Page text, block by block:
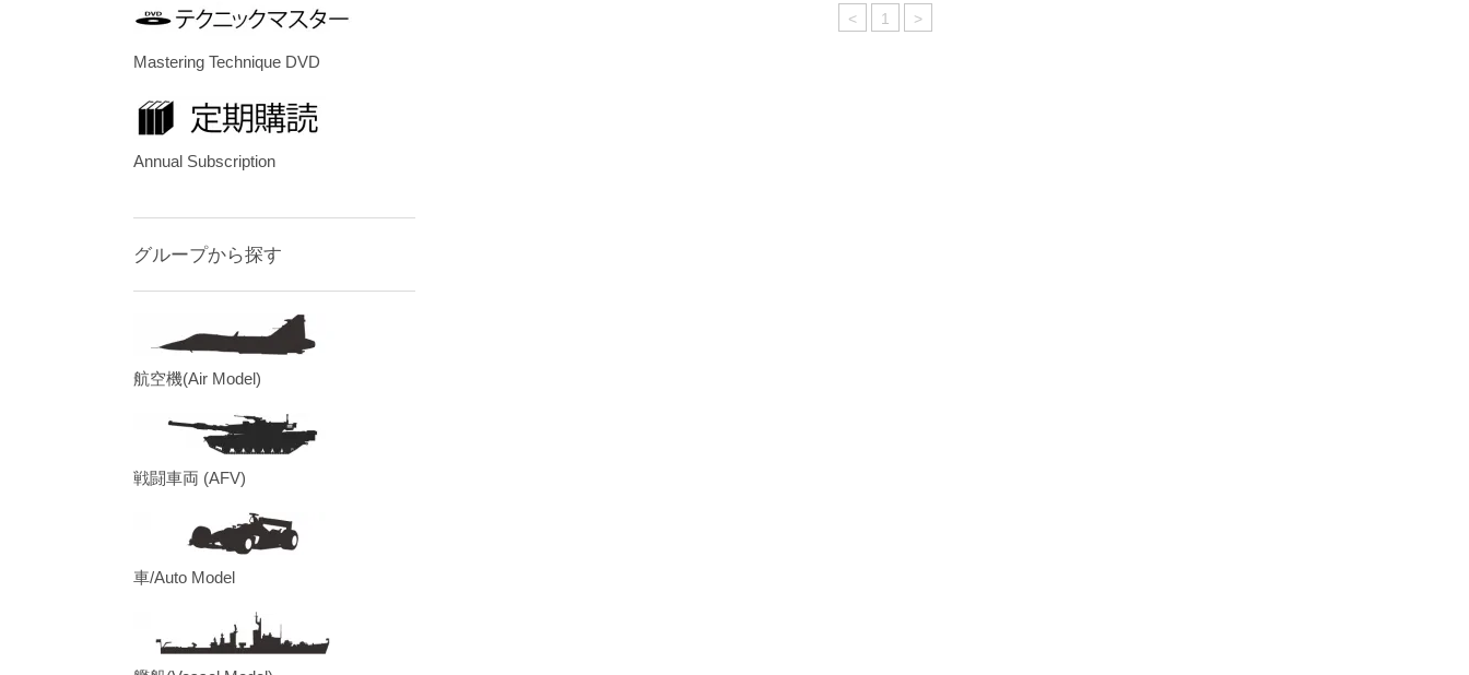
< 1 >
Mastering Technique DVD
Annual Subscription
グループから探す
航空機(Air Model)
戦闘車両 (AFV)
車/Auto Model